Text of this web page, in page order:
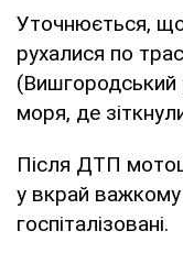
Уточнюється,
рухалися по
(Вишгородський
моря, де
Після ДТП
у вкрай важкому
госпіталізовані.